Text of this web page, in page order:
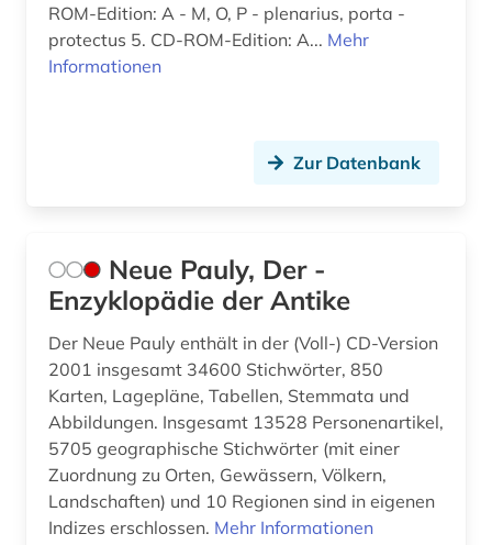
ROM-Edition: A - M, O, P - plenarius, porta -
protectus 5. CD-ROM-Edition: A... Mehr
Informationen
Zur Datenbank
Neue Pauly, Der -
Enzyklopädie der Antike
Der Neue Pauly enthält in der (Voll-) CD-Version
2001 insgesamt 34600 Stichwörter, 850
Karten, Lagepläne, Tabellen, Stemmata und
Abbildungen. Insgesamt 13528 Personenartikel,
5705 geographische Stichwörter (mit einer
Zuordnung zu Orten, Gewässern, Völkern,
Landschaften) und 10 Regionen sind in eigenen
Indizes erschlossen. Mehr Informationen